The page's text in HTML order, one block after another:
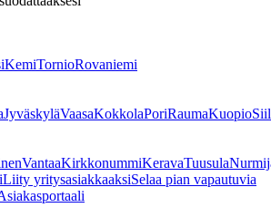
KemiTornioRovaniemi
JyväskyläVaasaKokkolaPoriRaumaKuopio
VantaaKirkkonummiKeravaTuusula
Liity yritysasiakkaaksiSelaa pian vapautuvia